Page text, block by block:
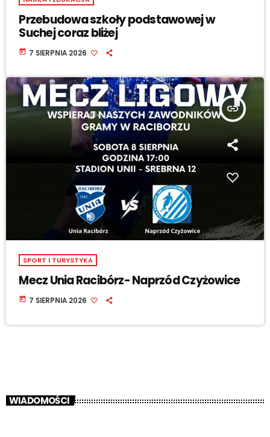
Przebudowa szkoły podstawowej w
Suchej coraz bliżej
today 7 SIERPNIA 2026
insert_link
SPORT I TURYSTYKA
Mecz Unia Racibórz- Naprzód Czyżowice
today 7 SIERPNIA 2026
WIADOMOŚCI